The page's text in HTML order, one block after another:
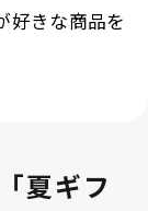
好きな商品を
夏ギフ